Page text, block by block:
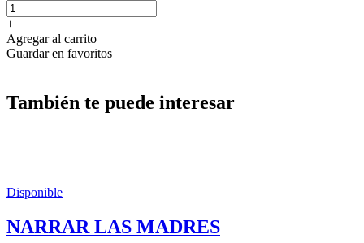
+
Agregar al carrito
Guardar en favoritos
También te puede interesar
Disponible
NARRAR LAS MADRES